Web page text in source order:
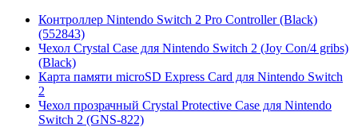
Контроллер Nintendo Switch 2 Pro Controller (Black)
(552843)
Чехол Сrystal Сase для Nintendo Switch 2 (Joy Con/4 gribs)
(Black)
Карта памяти microSD Express Card для Nintendo Switch
2
Чехол прозрачный Crystal Protective Case для Nintendo
Switch 2 (GNS-822)